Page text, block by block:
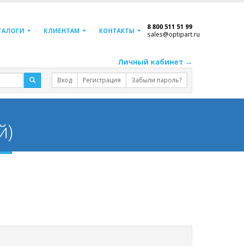
КЛИЕНТАМ КОНТАКТЫ 8 800 511 51 99
sales@optipart.ru
Личный кабинет →
Вход Регистрация Забыли пароль?